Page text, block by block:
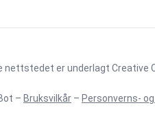
nettstedet er underlagt Creative
– Bruksvilkår – Personverns-